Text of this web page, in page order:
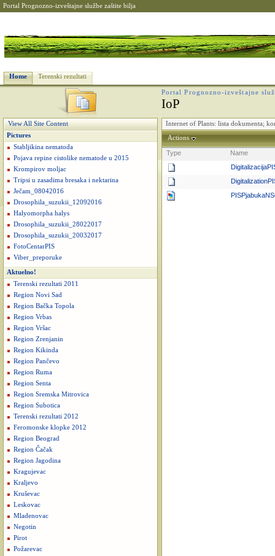
Portal Prognozno-izveštajne službe zaštite bilja
Home Terenski rezultati
Portal Prognozno-izveštajne
IoP
View All Site Content
Pictures
Stabljikina nematoda
Pojava repine cistolike nematode u 2015
Krompirov moljac
Tripsi u zasadima bresaka i nektarina
Ječam_08042016
Drosophila_suzukii_12092016
Halyomorpha halys
Drosophila_suzukii_28022017
Drosophila_suzukii_20032017
FotoCentarPIS
Viber_preporuke
Aktuelno!
Terenski rezultati 2011
Region Novi Sad
Region Bačka Topola
Region Vrbas
Region Vršac
Region Zrenjanin
Region Kikinda
Region Pančevo
Region Ruma
Region Senta
Region Sremska Mitrovica
Region Subotica
Terenski rezultati 2012
Feromonske klopke 2012
Region Beograd
Region Čačak
Region Jagodina
Kragujevac
Kraljevo
Kruševac
Leskovac
Mladenovac
Negotin
Pirot
Požarevac
Internet of Plants: lista dokumenta;
Actions
Type
Name